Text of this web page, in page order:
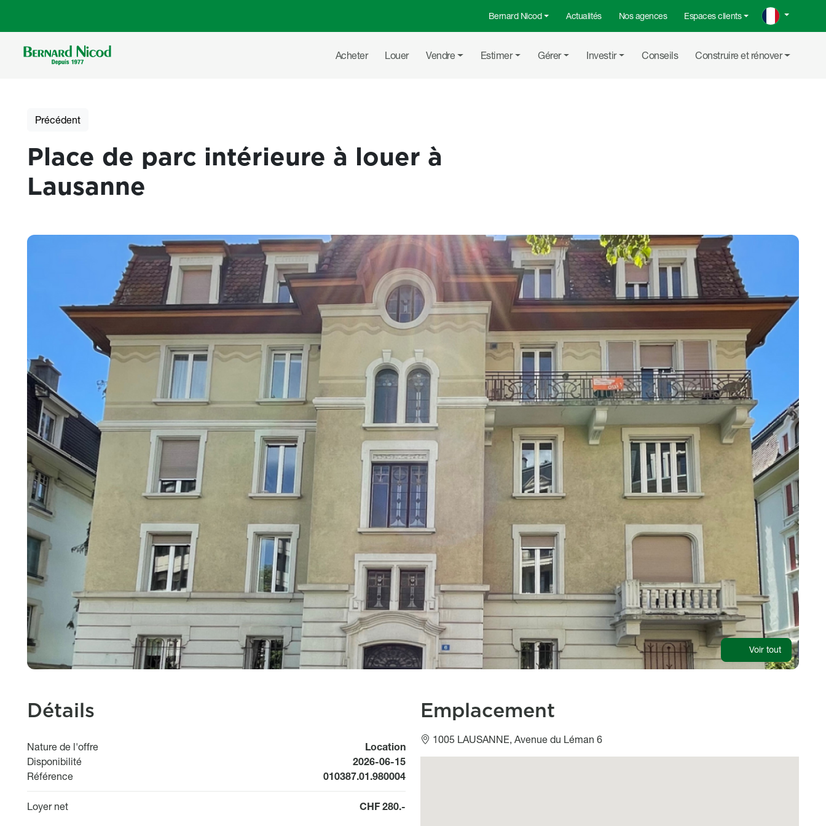
Menu top
Bernard Nicod Actualités Nos agences Espaces clients
Navigation principale
Acheter Louer Vendre Estimer Gérer Investir Conseils Construire et rénover
Précédent
Place de parc intérieure à louer à
Lausanne
Photos
Voir tout
Détails
Nature de l'offre
Location
Disponibilité
Available from
2026-06-15
Référence
010387.01.980004
Loyer net CHF 280.-
Emplacement
1005 LAUSANNE, Avenue du Léman 6